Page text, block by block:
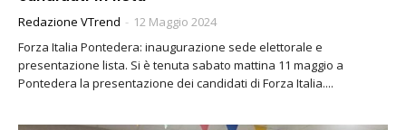
Redazione VTrend - 12 Maggio 2024
Forza Italia Pontedera: inaugurazione sede elettorale e
presentazione lista. Si è tenuta sabato mattina 11 maggio a
Pontedera la presentazione dei candidati di Forza Italia....